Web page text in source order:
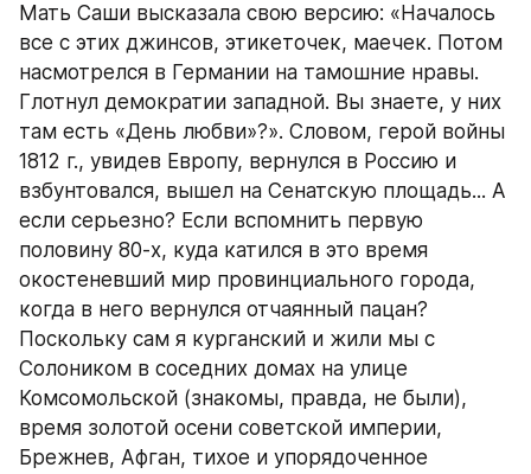
Мать Саши высказала свою версию: «Началось
все с этих джинсов, этикеточек, маечек. Потом
насмотрелся в Германии на тамошние нравы.
Глотнул демократии западной. Вы знаете, у них
там есть «День любви»?». Словом, герой войны
1812 г., увидев Европу, вернулся в Россию и
взбунтовался, вышел на Сенатскую площадь... А
если серьезно? Если вспомнить первую
половину 80-х, куда катился в это время
окостеневший мир провинциального города,
когда в него вернулся отчаянный пацан?
Поскольку сам я курганский и жили мы с
Солоником в соседних домах на улице
Комсомольской (знакомы, правда, не были),
время золотой осени советской империи,
Брежнев, Афган, тихое и упорядоченное